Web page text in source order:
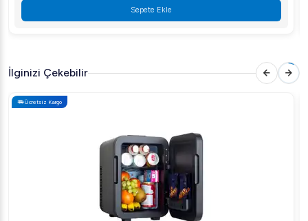
Sepete Ekle
İlginizi Çekebilir
Ücretsiz Kargo